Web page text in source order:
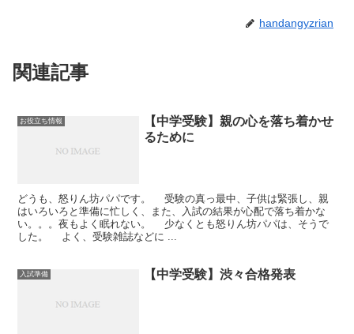
handangyzrian
関連記事
お役立ち情報
【中学受験】親の心を落ち着かせ
るために
どうも、怒りん坊パパです。 受験の真っ最中、子供は緊張し、親
はいろいろと準備に忙しく、また、入試の結果が心配で落ち着かな
い。。。夜もよく眠れない。 少なくとも怒りん坊パパは、そうで
した。 よく、受験雑誌などに ...
入試準備 【中学受験】渋々合格発表